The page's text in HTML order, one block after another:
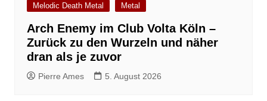
Melodic Death Metal
Metal
Arch Enemy im Club Volta Köln –
Zurück zu den Wurzeln und näher
dran als je zuvor
Pierre Ames 5. August 2026